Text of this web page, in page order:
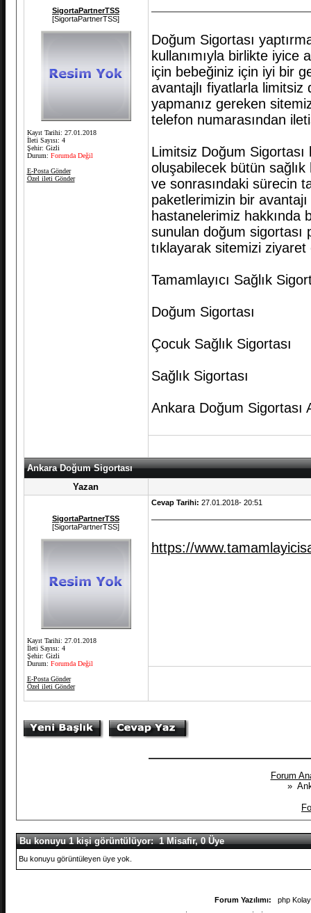
SigortaPartnerTSS
[SigortaPartnerTSS]
Kayıt Tarihi: 27.01.2018
İleti Sayısı: 4
Şehir: Gizli
Durum: Forumda Değil
E-Posta Gönder
Özel ileti Gönder
Doğum Sigortası
kullanımıyla birlikte
için bebeğiniz için iyi bir
avantajlı fiyatlarla limitsiz
yapmanız gereken
telefon numarasından
Limitsiz Doğum
oluşabilecek bütün
ve sonrasındaki sürecin
paketlerimizin bir
hastanelerimiz hakkında
sunulan doğum sigortası
tıklayarak sitemizi ziyaret
Tamamlayıcı Sağlık
Doğum Sigortası
Çocuk Sağlık Sigortası
Sağlık Sigortası
Ankara Doğum Sigortası
Ankara Doğum Sigortası
Yazan
SigortaPartnerTSS
[SigortaPartnerTSS]
Kayıt Tarihi: 27.01.2018
İleti Sayısı: 4
Şehir: Gizli
Durum: Forumda Değil
E-Posta Gönder
Özel ileti Gönder
Cevap Tarihi: 27.01.2018- 20:51
https://
Forum
»
Bu konuyu 1 kişi görüntülüyor: 1 Misafir, 0 Üye
Bu konuyu görüntüleyen üye yok.
Forum Yazılımı:
php